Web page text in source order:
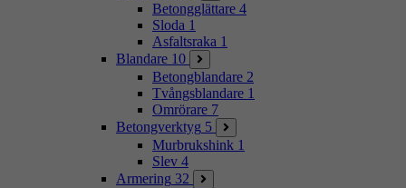
Betongglättare 4
Sloda 1
Asfaltsraka 1
Blandare 10
Betongblandare 2
Tvångsblandare 1
Omrörare 7
Betongverktyg 5
Murbrukshink 1
Slev 4
Armering 32